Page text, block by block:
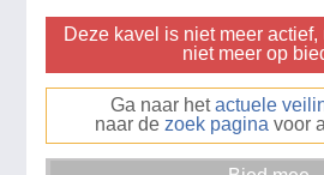
Deze kavel is niet meer
niet meer op
Ga naar hetactuele
naar de zoek pagina voor